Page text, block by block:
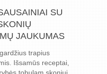
SU
JAUKUMAS
trapius
Išsamūs receptai,